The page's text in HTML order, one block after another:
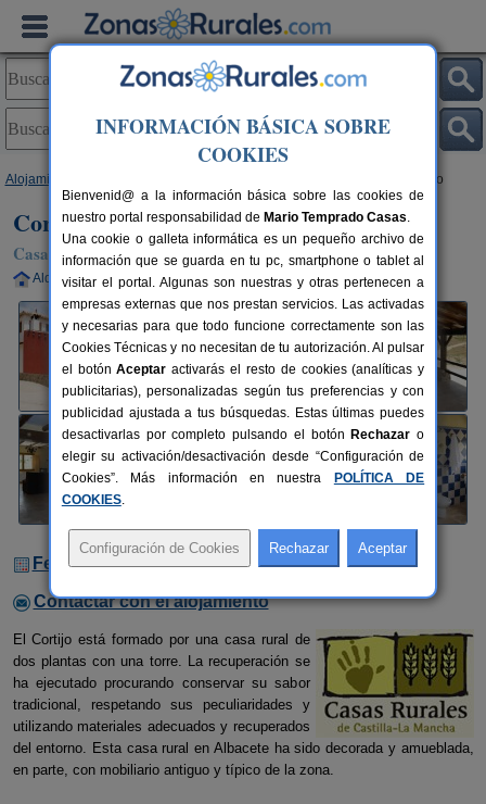
Alojamientos > Cortijo El Sapillo
Cortijo El Sapillo
Casa Rural en Nerpio (Albacete)
Alquiler completo 2-18 plazas 156 km de Albacete
Fechas Libres
Contactar con el alojamiento
El Cortijo está formado por una casa rural de
dos plantas con una torre. La recuperación se
ha ejecutado procurando conservar su sabor
tradicional, respetando sus peculiaridades y
utilizando materiales adecuados y recuperados
del entorno. Esta casa rural en Albacete ha sido decorada y amueblada,
en parte, con mobiliario antiguo y típico de la zona.
INFORMACIÓN BÁSICA SOBRE
COOKIES
Bienvenid@ a la información básica sobre las cookies de
nuestro portal responsabilidad de Mario Temprado Casas.
Una cookie o galleta informática es un pequeño archivo de
información que se guarda en tu pc, smartphone o tablet al
visitar el portal. Algunas son nuestras y otras pertenecen a
empresas externas que nos prestan servicios. Las activadas
y necesarias para que todo funcione correctamente son las
Cookies Técnicas y no necesitan de tu autorización. Al pulsar
el botónAceptar activarás el resto de cookies (analíticas y
publicitarias), personalizadas según tus preferencias y con
publicidad ajustada a tus búsquedas. Estas últimas puedes
desactivarlas por completo pulsando el botón Rechazar o
elegir su activación/desactivación desde “Configuración de
Cookies”. Más información en nuestra
POLÍTICA DE
COOKIES.